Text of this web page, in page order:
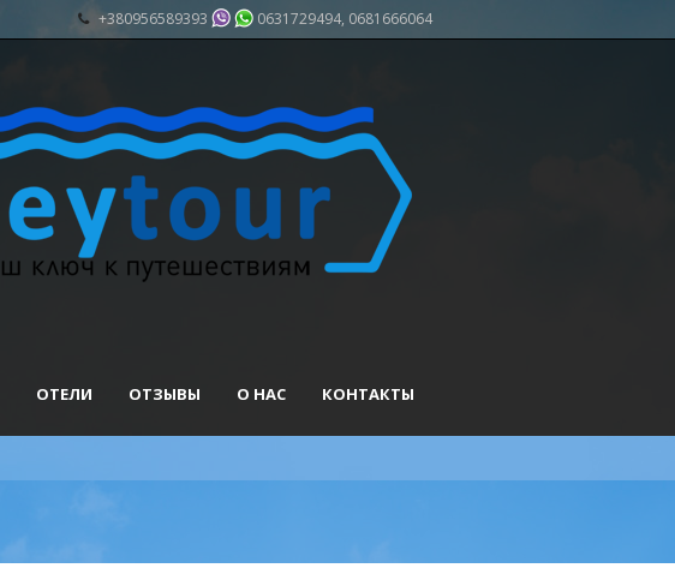
+380956589393 0631729494, 0681666064
ОТЕЛИ ОТЗЫВЫ О НАС КОНТАКТЫ